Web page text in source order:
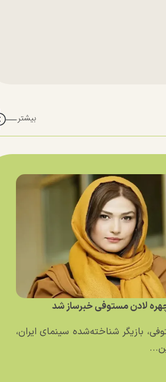
لادن مستوفی خبرساز شد
بازیگر شناخته‌شده سینمای ایران،